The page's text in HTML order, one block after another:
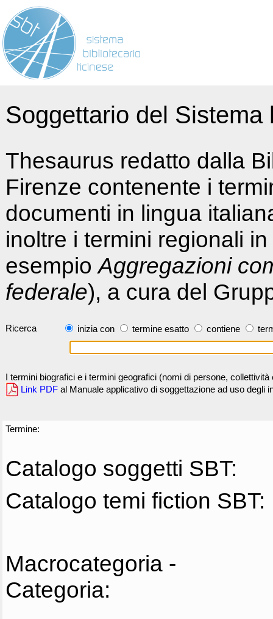
Soggettario del
Thesaurus redatto dalla
Firenze contenente i
documenti in lingua
inoltre i termini regionali
esempioAggregazioni
federale), a cura del
Ricerca inizia con termine esatto contiene
I termini biografici e i termini geografici (nomi di persone,
Link PDF al Manuale applicativo di soggettazione ad uso degli
Termine:
Catalogo soggetti SBT:
Catalogo temi fiction SBT:
Macrocategoria -
Categoria: